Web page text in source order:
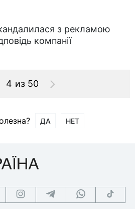
з рекламою
компанії
4 из 50
ДА НЕТ